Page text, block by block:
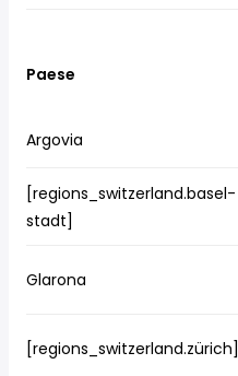
Paese
Argovia
[regions_switzerland.basel-
stadt]
Glarona
[regions_switzerland.zürich]